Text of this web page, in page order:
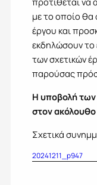
με το οποίο
έργου και
εκδηλώσουν το
των σχετικών
παρούσας
Η υποβολή των
στον
Σχετικά
20241211_p947